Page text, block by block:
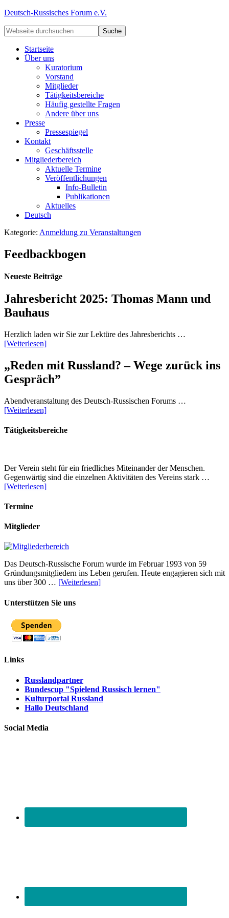
Deutsch-Russisches Forum e.V.
Startseite
Über uns
Kuratorium
Vorstand
Mitglieder
Tätigkeitsbereiche
Häufig gestellte Fragen
Andere über uns
Presse
Pressespiegel
Kontakt
Geschäftsstelle
Mitgliederbereich
Aktuelle Termine
Veröffentlichungen
Info-Bulletin
Publikationen
Aktuelles
Deutsch
Kategorie: Anmeldung zu Veranstaltungen
Feedbackbogen
Neueste Beiträge
Jahresbericht 2025: Thomas Mann und
Bauhaus
Herzlich laden wir Sie zur Lektüre des Jahresberichts …
[Weiterlesen]
„Reden mit Russland? – Wege zurück ins
Gespräch”
Abendveranstaltung des Deutsch-Russischen Forums …
[Weiterlesen]
Tätigkeitsbereiche
Der Verein steht für ein friedliches Miteinander der Menschen.
Gegenwärtig sind die einzelnen Aktivitäten des Vereins stark …
[Weiterlesen]
Termine
Mitglieder
Das Deutsch-Russische Forum wurde im Februar 1993 von 59
Gründungsmitgliedern ins Leben gerufen. Heute engagieren sich mit
uns über 300 … [Weiterlesen]
Unterstützen Sie uns
Links
Russlandpartner
Bundescup "Spielend Russisch lernen"
Kulturportal Russland
Hallo Deutschland
Social Media